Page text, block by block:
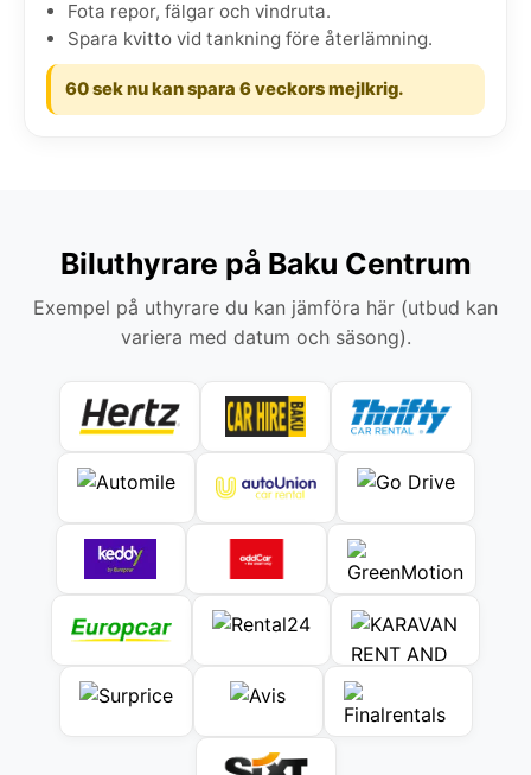
Fota repor, fälgar och vindruta.
Spara kvitto vid tankning före återlämning.
60 sek nu kan spara 6 veckors mejlkrig.
Biluthyrare på Baku Centrum
Exempel på uthyrare du kan jämföra här (utbud kan
variera med datum och säsong).